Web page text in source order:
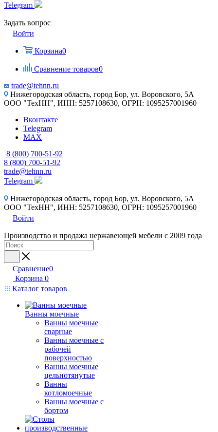
Telegram
Задать вопрос
Войти
Корзина0
Сравнение товаров0
trade@tehnn.ru
Нижегородская область, город Бор, ул. Воровского, 5А
ООО "ТехНН", ИНН: 5257108630, ОГРН: 1095257001960
Вконтакте
Telegram
MAX
8 (800) 700-51-92
8 (800) 700-51-92
trade@tehnn.ru
Telegram
Нижегородская область, город Бор, ул. Воровского, 5А
ООО "ТехНН", ИНН: 5257108630, ОГРН: 1095257001960
Войти
Производство и продажа нержавеющей мебели с 2009 года
Сравнение0
Корзина 0
Каталог товаров
Ванны моечные
Ванны моечные
сварные
Ванны моечные с
рабочей
поверхностью
Ванны моечные
цельнотянутые
Ванны
котломоечные
Ванны моечные с
бортом